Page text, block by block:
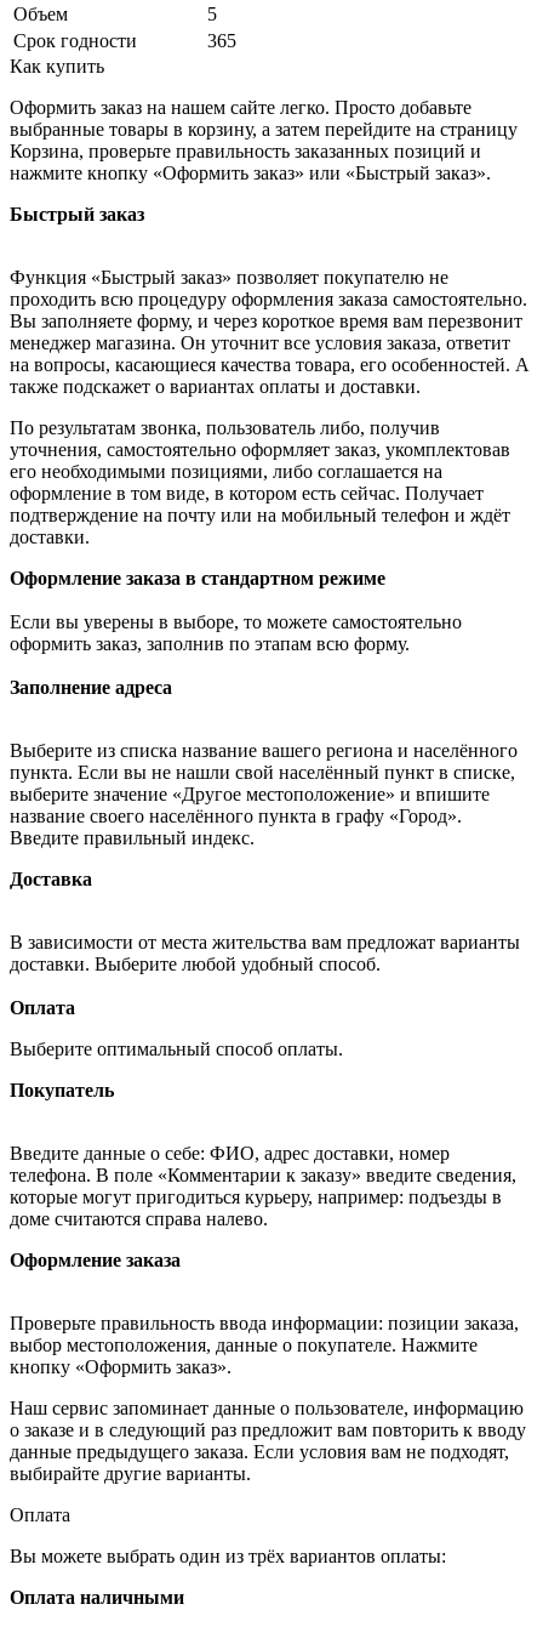
Объем
5
Срок годности
365
Как купить
Оформить заказ на нашем сайте легко. Просто добавьте
выбранные товары в корзину, а затем перейдите на страницу
Корзина, проверьте правильность заказанных позиций и
нажмите кнопку «Оформить заказ» или «Быстрый заказ».
Быстрый заказ
Функция «Быстрый заказ» позволяет покупателю не
проходить всю процедуру оформления заказа самостоятельно.
Вы заполняете форму, и через короткое время вам перезвонит
менеджер магазина. Он уточнит все условия заказа, ответит
на вопросы, касающиеся качества товара, его особенностей. А
также подскажет о вариантах оплаты и доставки.
По результатам звонка, пользователь либо, получив
уточнения, самостоятельно оформляет заказ, укомплектовав
его необходимыми позициями, либо соглашается на
оформление в том виде, в котором есть сейчас. Получает
подтверждение на почту или на мобильный телефон и ждёт
доставки.
Оформление заказа в стандартном режиме
Если вы уверены в выборе, то можете самостоятельно
оформить заказ, заполнив по этапам всю форму.
Заполнение адреса
Выберите из списка название вашего региона и населённого
пункта. Если вы не нашли свой населённый пункт в списке,
выберите значение «Другое местоположение» и впишите
название своего населённого пункта в графу «Город».
Введите правильный индекс.
Доставка
В зависимости от места жительства вам предложат варианты
доставки. Выберите любой удобный способ.
Оплата
Выберите оптимальный способ оплаты.
Покупатель
Введите данные о себе: ФИО, адрес доставки, номер
телефона. В поле «Комментарии к заказу» введите сведения,
которые могут пригодиться курьеру, например: подъезды в
доме считаются справа налево.
Оформление заказа
Проверьте правильность ввода информации: позиции заказа,
выбор местоположения, данные о покупателе. Нажмите
кнопку «Оформить заказ».
Наш сервис запоминает данные о пользователе, информацию
о заказе и в следующий раз предложит вам повторить к вводу
данные предыдущего заказа. Если условия вам не подходят,
выбирайте другие варианты.
Оплата
Вы можете выбрать один из трёх вариантов оплаты:
Оплата наличными